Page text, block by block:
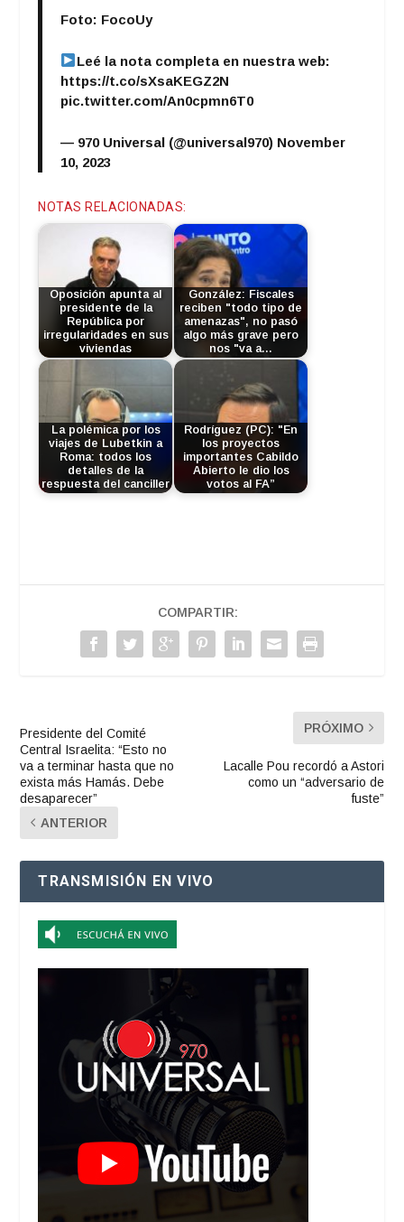
Foto: FocoUy
Leé la nota completa en nuestra web:
https://t.co/sXsaKEGZ2N
pic.twitter.com/An0cpmn6T0
— 970 Universal (@universal970) November
10, 2023
NOTAS RELACIONADAS:
Oposición apunta al
presidente de la
República por
irregularidades en sus
viviendas
González: Fiscales
reciben "todo tipo de
amenazas", no pasó
algo más grave pero
nos "va a…
La polémica por los
viajes de Lubetkin a
Roma: todos los
detalles de la
respuesta del canciller
Rodríguez (PC): "En
los proyectos
importantes Cabildo
Abierto le dio los
votos al FA”
COMPARTIR:
Presidente del Comité
Central Israelita: “Esto no
va a terminar hasta que no
exista más Hamás. Debe
desaparecer”
ANTERIOR
PRÓXIMO
Lacalle Pou recordó a Astori
como un “adversario de
fuste”
TRANSMISIÓN EN VIVO